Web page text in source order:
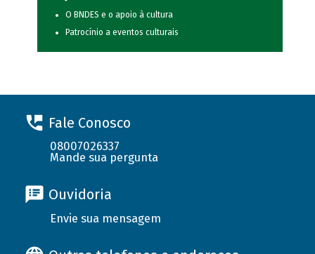
O BNDES e o apoio à cultura
Patrocínio a eventos culturais
Fale Conosco
08007026337
Mande sua pergunta
Ouvidoria
Envie sua mensagem